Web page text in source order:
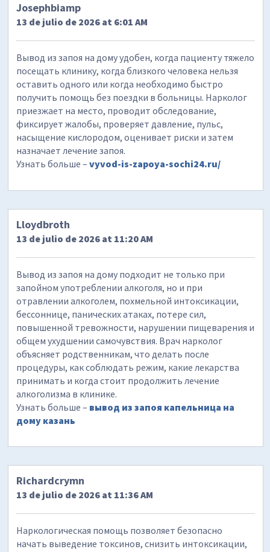
Josephbiamp
13 de julio de 2026 at 6:01 AM
Вывод из запоя на дому удобен, когда пациенту тяжело
посещать клинику, когда близкого человека нельзя
оставить одного или когда необходимо быстро
получить помощь без поездки в больницы. Нарколог
приезжает на место, проводит обследование,
фиксирует жалобы, проверяет давление, пульс,
насыщение кислородом, оценивает риски и затем
назначает лечение запоя.
Узнать больше –vyvod-is-zapoya-sochi24.ru/
Lloydbroth
13 de julio de 2026 at 11:20 AM
Вывод из запоя на дому подходит не только при
запойном употреблении алкоголя, но и при
отравлении алкоголем, похмельной интоксикации,
бессоннице, панических атаках, потере сил,
повышенной тревожности, нарушении пищеварения и
общем ухудшении самочувствия. Врач нарколог
объясняет родственникам, что делать после
процедуры, как соблюдать режим, какие лекарства
принимать и когда стоит продолжить лечение
алкоголизма в клинике.
Узнать больше – вывод из запоя капельница на
дому казань
Richardcrymn
13 de julio de 2026 at 11:36 AM
Наркологическая помощь позволяет безопасно
начать выведение токсинов, снизить интоксикации,